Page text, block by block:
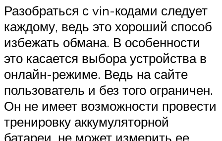
Разобраться с vin-кодами следует
каждому, ведь это хороший способ
избежать обмана. В особенности
это касается выбора устройства в
онлайн-режиме. Ведь на сайте
пользователь и без того ограничен.
Он не имеет возможности провести
тренировку аккумуляторной
батареи, не может измерить ее